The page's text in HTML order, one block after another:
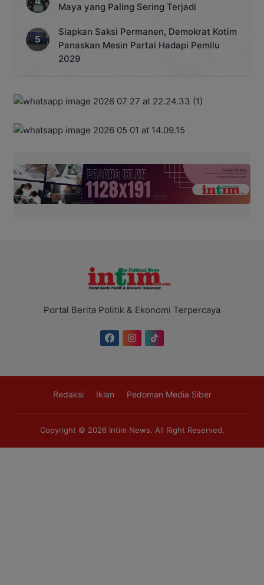
Maya yang Paling Sering Terjadi
Siapkan Saksi Permanen, Demokrat Kotim
Panaskan Mesin Partai Hadapi Pemilu
2029
Portal Berita Politik & Ekonomi Terpercaya
Redaksi Iklan Pedoman Media Siber
Copyright © 2026 Intim News. All Right Reserved.